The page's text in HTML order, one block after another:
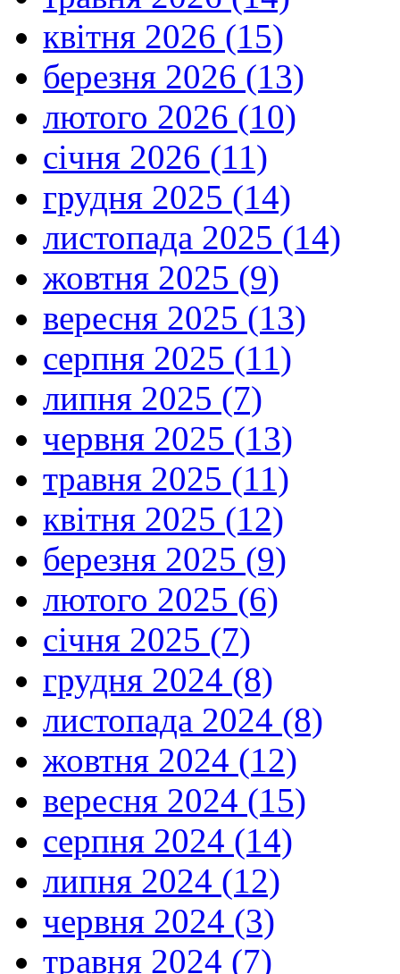
квітня 2026 (15)
березня 2026 (13)
лютого 2026 (10)
січня 2026 (11)
грудня 2025 (14)
листопада 2025 (14)
жовтня 2025 (9)
вересня 2025 (13)
серпня 2025 (11)
липня 2025 (7)
червня 2025 (13)
травня 2025 (11)
квітня 2025 (12)
березня 2025 (9)
лютого 2025 (6)
січня 2025 (7)
грудня 2024 (8)
листопада 2024 (8)
жовтня 2024 (12)
вересня 2024 (15)
серпня 2024 (14)
липня 2024 (12)
червня 2024 (3)
травня 2024 (7)